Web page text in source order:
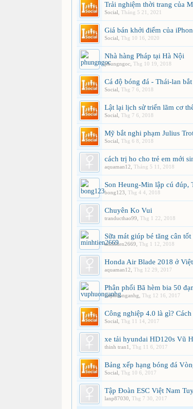
Trải nghiệm thời trang của
Social Tháng 5 21, 2021
Giá bán khởi điểm của
Social Thg 10 16, 2020
Nhà hàng Pháp tại Hà Nội
phungngoc Thg 10 19, 2018
Cá độ bóng đá - Thái-lan
Social Thg 7 6, 2018
Lật lại lịch sử triển lãm cơ
Social Thg 7 6, 2018
Mỹ bắt nghi phạm Julius
Social Thg 6 8, 2018
cách trị ho cho trẻ em mới
aquaman12 Tháng 5 11, 2018
Son Heung-Min lập cú đúp,
bong123 Thg 4 4, 2018
Chuyên Ko Vui
tranducthao99 Thg 1 22, 2018
Sữa mát giúp bé tăng cân tốt
minhtien2669 Thg 1 12, 2018
Honda Air Blade 2018 ở
aquaman12 Thg 12 29, 2017
Phân phối Bã hèm bia 50
vuphuonganhg Thg 12 16, 2017
Công nghiệp 4.0 là gì?
Social Thg 11 14, 2017
xe tải hyundai HD120s Vũ
thinh tran1 Thg 11 6, 2017
Bảng xếp hạng bóng đá
Social Thg 10 6, 2017
Tập Đoàn ESC Việt Nam
lanp87030 Thg 7 30, 2017